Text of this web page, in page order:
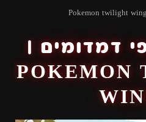
דמדומים |
POKEMON